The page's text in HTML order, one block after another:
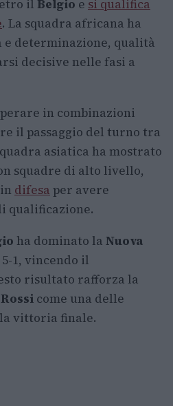
il Belgio e si qualifica
. La squadra africana ha
determinazione, qualità
decisive nelle fasi a
in combinazioni
il passaggio del turno tra
asiatica ha mostrato
squadre di alto livello,
difesa per avere
qualificazione.
ha dominato la Nuova
1, vincendo il
risultato rafforza la
come una delle
vittoria finale.